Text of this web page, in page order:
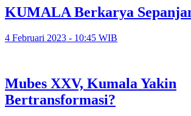
KUMALA Berkarya
4 Februari 2023 - 10:45 WIB
Mubes XXV, Kumala Yakin
Bertransformasi?